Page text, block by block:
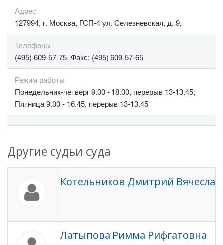
Адрес
127994, г. Москва, ГСП-4 ул. Селезневская, д. 9,
Телефоны
(495) 609-57-75, Факс: (495) 609-57-65
Режим работы
Понедельник-четверг 9.00 - 18.00, перерыв 13-13.45;
Пятница 9.00 - 16.45, перерыв 13-13.45
Другие судьи суда
Котельников Дмитрий
Латыпова Римма Рифгатовна